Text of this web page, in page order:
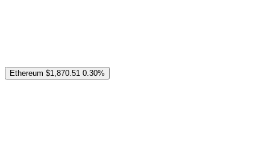
Ethereum $1,870.51 0.30%